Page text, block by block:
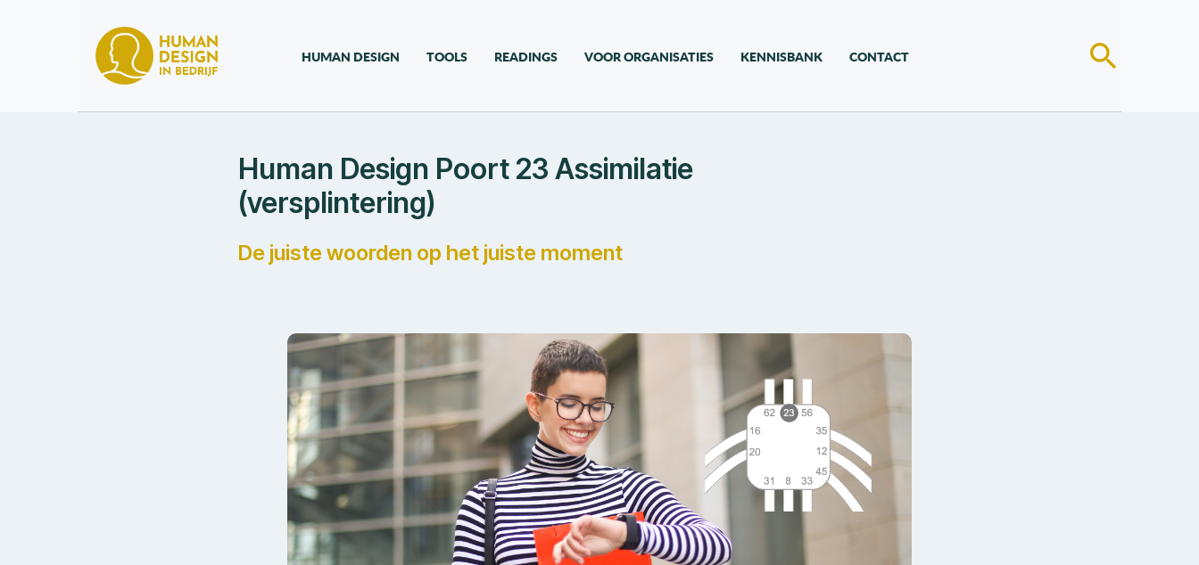
HUMAN DESIGN TOOLS READINGS VOOR ORGANISATIES KENNISBANK CONTACT
Human Design Poort 23 Assimilatie
(versplintering)
De juiste woorden op het juiste moment